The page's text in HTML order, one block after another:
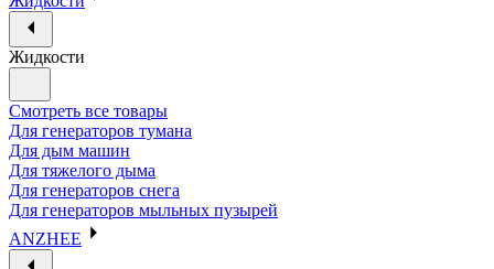
Жидкости
Смотреть все товары
Для генераторов тумана
Для дым машин
Для тяжелого дыма
Для генераторов снега
Для генераторов мыльных пузырей
ANZHEE